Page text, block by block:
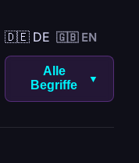
🇩🇪 DE 🇬🇧 EN
Alle
Begriffe
▼